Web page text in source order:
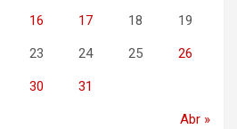
16 17 18 19
23 24 25 26
30 31
Abr »